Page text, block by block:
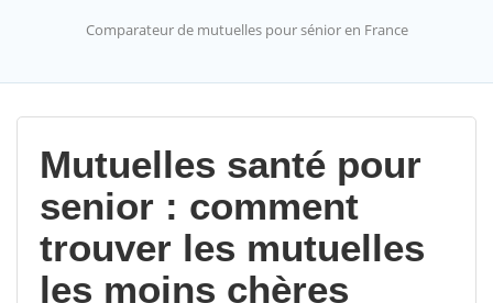
Comparateur de mutuelles pour sénior en France
Mutuelles santé pour
senior : comment
trouver les mutuelles
les moins chères